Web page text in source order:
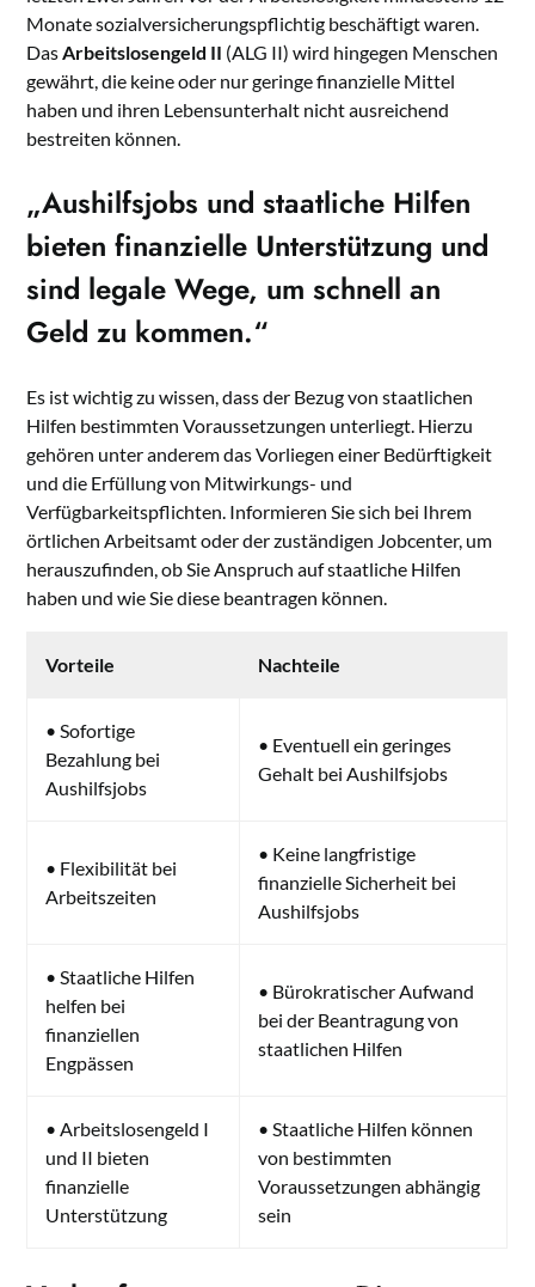
Monate sozialversicherungspflichtig beschäftigt waren.
DasArbeitslosengeld II (ALG II) wird hingegen Menschen
gewährt, die keine oder nur geringe finanzielle Mittel
haben und ihren Lebensunterhalt nicht ausreichend
bestreiten können.
„Aushilfsjobs und staatliche Hilfen
bieten finanzielle Unterstützung und
sind legale Wege, um schnell an
Geld zu kommen.“
Es ist wichtig zu wissen, dass der Bezug von staatlichen
Hilfen bestimmten Voraussetzungen unterliegt. Hierzu
gehören unter anderem das Vorliegen einer Bedürftigkeit
und die Erfüllung von Mitwirkungs- und
Verfügbarkeitspflichten. Informieren Sie sich bei Ihrem
örtlichen Arbeitsamt oder der zuständigen Jobcenter, um
herauszufinden, ob Sie Anspruch auf staatliche Hilfen
haben und wie Sie diese beantragen können.
Vorteile Nachteile
• Sofortige
Bezahlung bei
Aushilfsjobs
• Eventuell ein geringes
Gehalt bei Aushilfsjobs
• Flexibilität bei
Arbeitszeiten
• Keine langfristige
finanzielle Sicherheit bei
Aushilfsjobs
• Staatliche Hilfen
helfen bei
finanziellen
Engpässen
• Bürokratischer Aufwand
bei der Beantragung von
staatlichen Hilfen
• Arbeitslosengeld I
und II bieten
finanzielle
Unterstützung
• Staatliche Hilfen können
von bestimmten
Voraussetzungen abhängig
sein